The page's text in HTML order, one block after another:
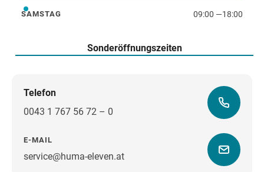
Samstag
SAMSTAG 09:00 —18:00
Sonderöffnungszeiten
Telefon
0043 1 767 56 72 – 0
E-MAIL
service@huma-eleven.atWegbeschreibung